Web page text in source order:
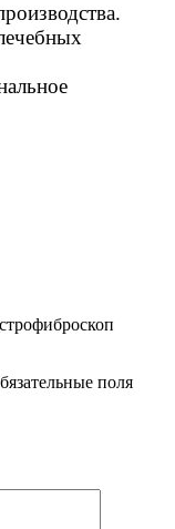
поля